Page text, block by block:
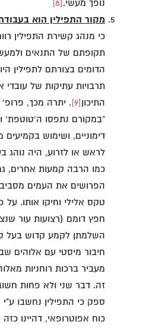
נופך מעשי.[8]
מקור התפילין הוא
כי מנהג קשירת התפילין
תקופתם של התנאים
הדומים בצורתם לתפילין
תרבויות עתיקות של עובדי
התיכון[9]
. יתרה מכך,
“בִמקורם נתפסו ה’טוטפת’
דימוניים, ושימוש
לראש או לזרוע, היה נוהג
כמו הרבה קמעות אחרים,
הפרושים את העמים
טקס אלילי וחיקו אותו. על
חפץ דומם (רצועות עור
השלמתן לקמע קדוש בעל
חיבור מיסטי עם אלוהים
מעביר ברכות רוחניות
זה. דבר שני ולא פחות
ספק כי התפילין נחשבו
כוח אפוטרופאי, דהיינו